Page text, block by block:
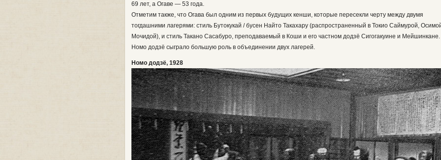
69 лет, а Огаве — 53 года.
Отметим также, что Огава был одним из первых будущих кенши, которые пересекли черту между двумя
тогдашними лагерями: стиль Бутокукай / бусен Найто Такахару (распространенный в Токио Саймурой,
Мочидой), и стиль Такано Сасабуро, преподаваемый в Коши и его частном додзё Сигогакуине и Мейшинкане.
Номо додзё сыграло большую роль в объединении двух лагерей.
Номо додзё, 1928